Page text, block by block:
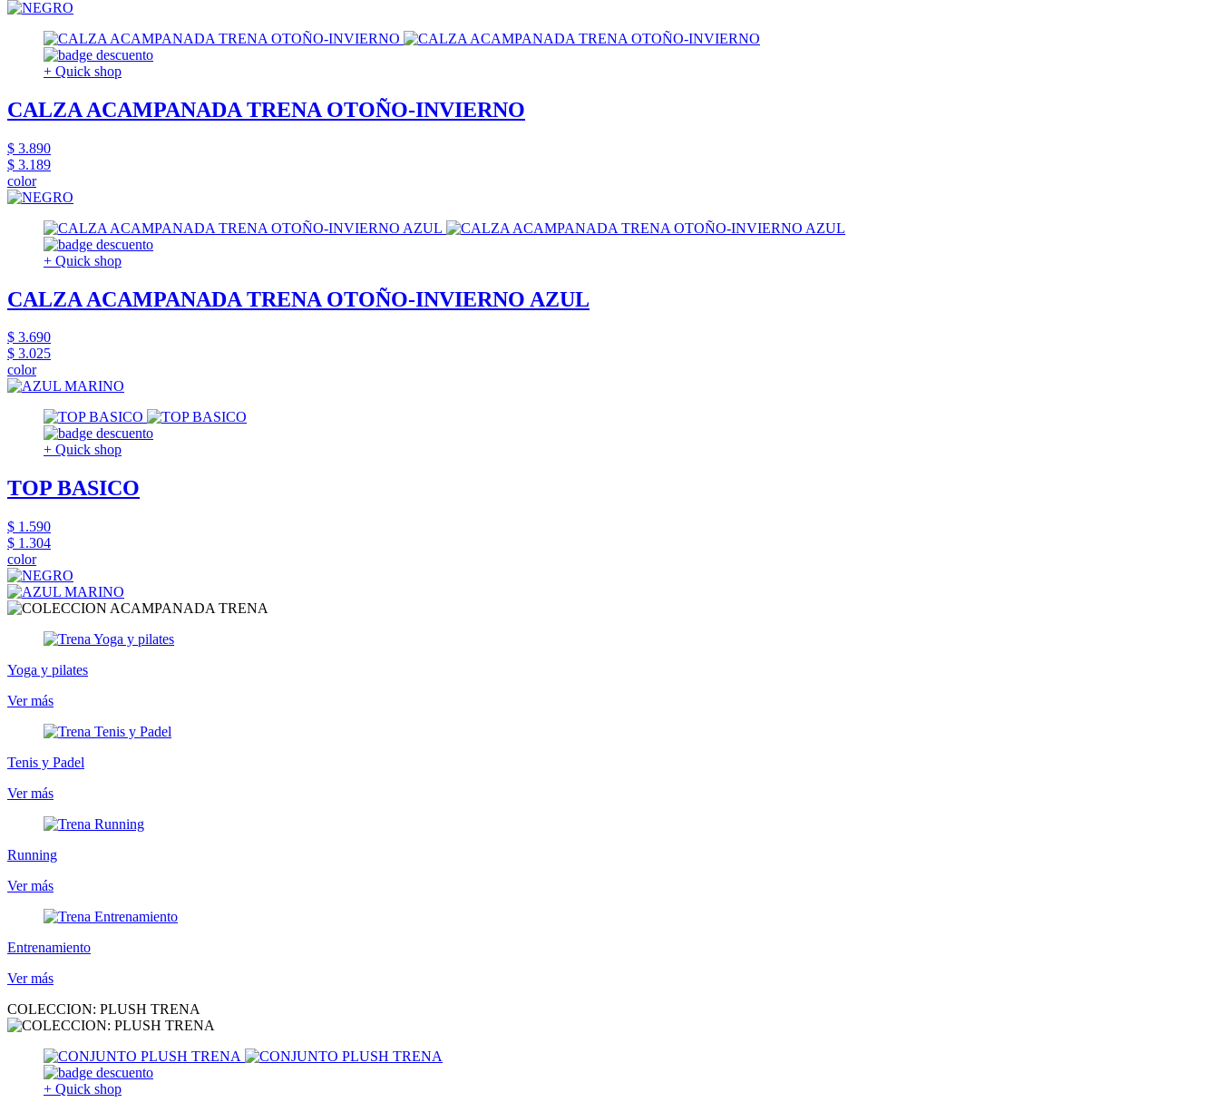
+ Quick shop
CALZA ACAMPANADA TRENA OTOÑO-INVIERNO
$ 3.890
$ 3.189
color
+ Quick shop
CALZA ACAMPANADA TRENA OTOÑO-INVIERNO AZUL
$ 3.690
$ 3.025
color
+ Quick shop
TOP BASICO
$ 1.590
$ 1.304
color
Yoga y pilates
Ver más
Tenis y Padel
Ver más
Running
Ver más
Entrenamiento
Ver más
COLECCION: PLUSH TRENA
+ Quick shop